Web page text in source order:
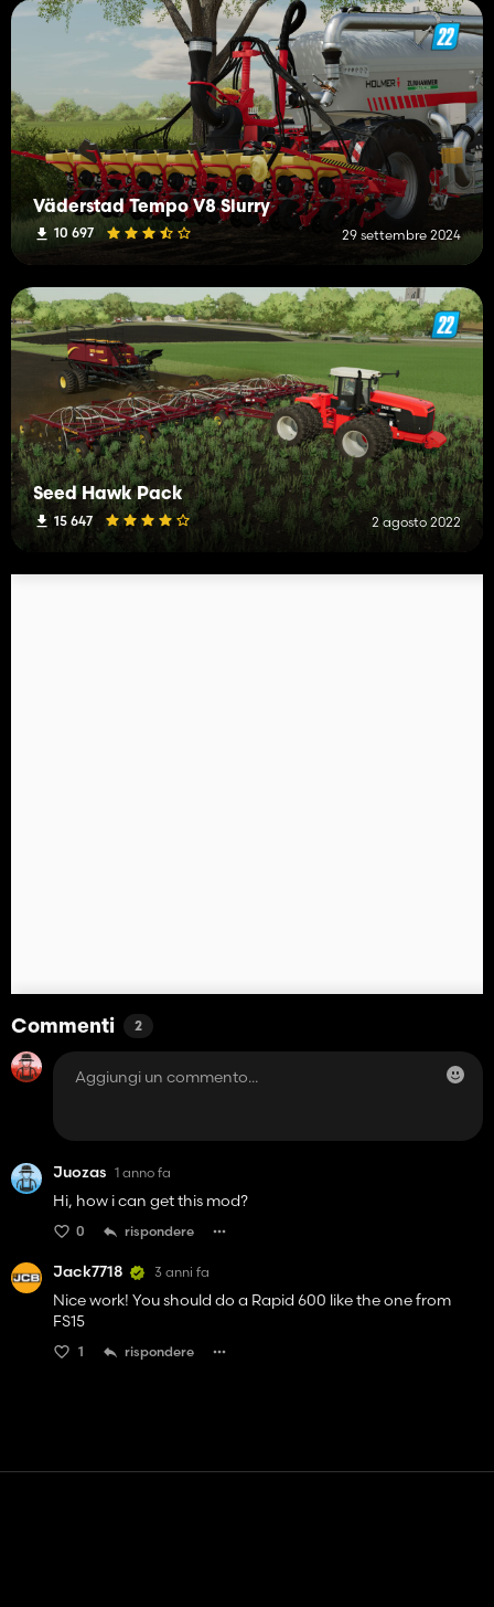
Väderstad Tempo V8 Slurry
10 697 29 settembre 2024
Seed Hawk Pack
15 647 2 agosto 2022
Commenti 2
Juozas 1 anno fa
Hi, how i can get this mod?
0 rispondere
Jack7718 3 anni fa
Nice work! You should do a Rapid 600 like the one from
FS15
1 rispondere